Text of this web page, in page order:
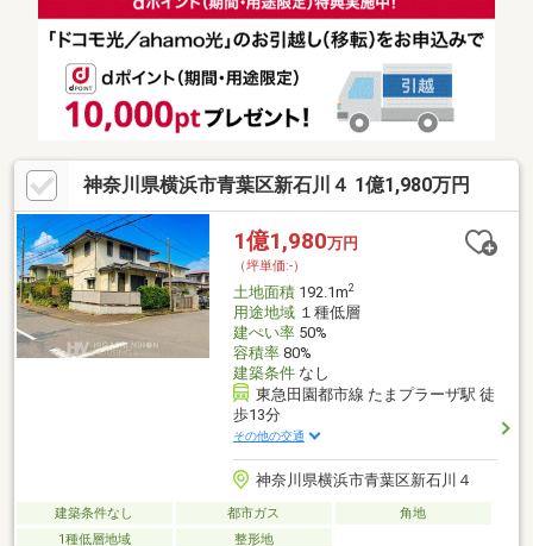
◎中立的な立場からのご紹介本当にお客様に最適だと思われるハ
ウスメーカーをご紹介します◎「会社」だけでなく、ハウスメー
の出会いは巡り合わせ次第。ミラクラスマッチングなら、お客様
にぴったりのハウスメーカーの担当者をご紹介します。
神奈川県横浜市青葉区新石川４ 1億1,980万円
1億1,980万円
（坪単価:-）
土地面積192.1m2
用途地域１種低層
建ぺい率50%
容積率80%
建築条件なし
東急田園都市線 たまプラーザ駅 徒
歩13分
その他の交通
神奈川県横浜市青葉区新石川４
建築条件なし 都市ガス
角地
1種低層地域
整形地